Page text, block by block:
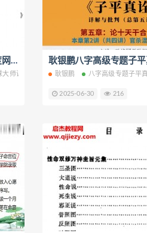
张继科乒乓球大师课视频课程百度网盘下载学习
师课 耿银鹏 八字高级专题子平
2025-06-30 216